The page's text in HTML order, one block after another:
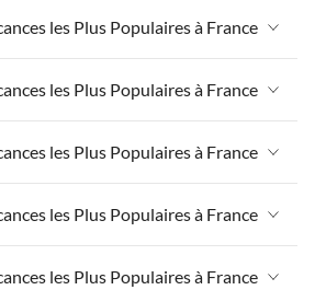
les Plus Populaires à France
à France
à Paris-Ile de France
à Paris
à Côte atlantique
à la Normandie
les Plus Populaires à France
à France
à Paris-Ile de France
à Paris
les Plus Populaires à France
à France
à Paris-Ile de France
les Plus Populaires à France
à Franceles Plus Populaires à France